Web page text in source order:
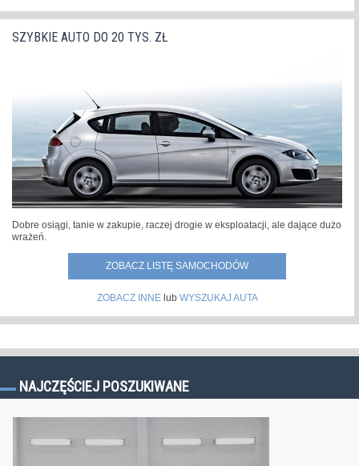
SZYBKIE AUTO DO 20 TYS. ZŁ
Dobre osiągi, tanie w zakupie, raczej drogie w eksploatacji, ale dające dużo
wrażeń.
ZOBACZ LISTĘ SAMOCHODÓW
ZOBACZ INNElub WYSZUKAJ AUTA
NAJCZĘŚCIEJ POSZUKIWANE